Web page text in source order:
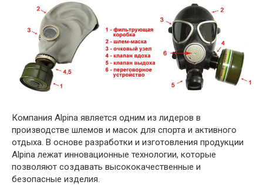
Компания Alpina является одним из лидеров в
производстве шлемов и масок для спорта и активного
отдыха. В основе разработки и изготовления продукции
Alpina лежат инновационные технологии, которые
позволяют создавать высококачественные и
безопасные изделия.